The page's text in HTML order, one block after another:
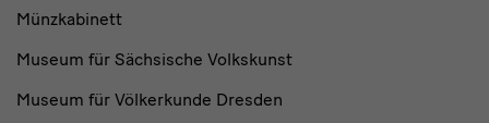
Münzkabinett
Museum für Sächsische Volkskunst
Museum für Völkerkunde Dresden